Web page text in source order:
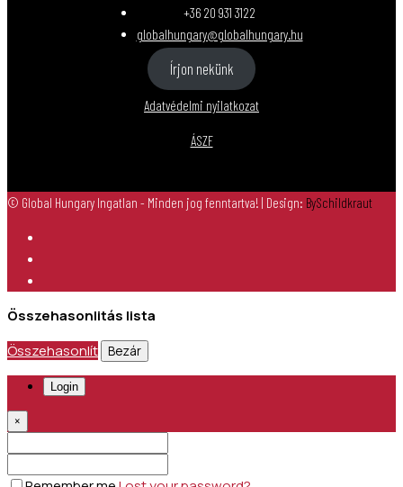
+36 20 931 3122
globalhungary@globalhungary.hu
Írjon nekünk
Adatvédelmi nyilatkozat
ÁSZF
© Global Hungary Ingatlan - Minden jog fenntartva! | Design: BySchildkraut
Összehasonlitás lista
Összehasonlít
Bezár
Login
×